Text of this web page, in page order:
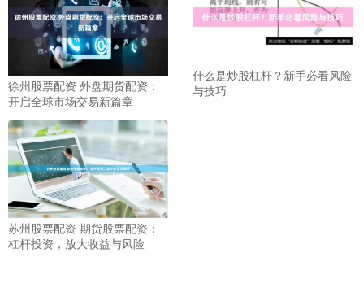
徐州股票配资 外盘期货配资：
开启全球市场交易新篇章
什么是炒股杠杆？新手必看风险
与技巧
苏州股票配资 期货股票配资：
杠杆投资，放大收益与风险